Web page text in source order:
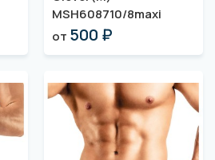
MSH608710/8maxi
от 500 ₽